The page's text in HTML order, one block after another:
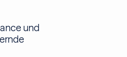
und